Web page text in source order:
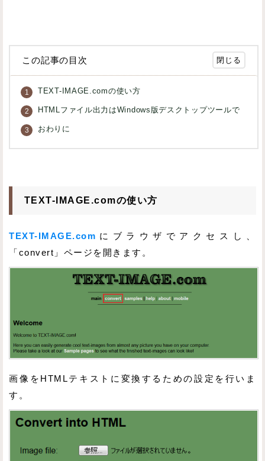
この記事の目次
TEXT-IMAGE.comの使い方
HTMLファイル出力はWindows版デスクトップツールで
おわりに
TEXT-IMAGE.comの使い方
TEXT-IMAGE.com にブラウザでアクセスし、
「convert」ページを開きます。
画像をHTMLテキストに変換するための設定を行いま
す。